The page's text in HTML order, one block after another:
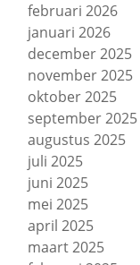
februari 2026
januari 2026
december 2025
november 2025
oktober 2025
september 2025
augustus 2025
juli 2025
juni 2025
mei 2025
april 2025
maart 2025